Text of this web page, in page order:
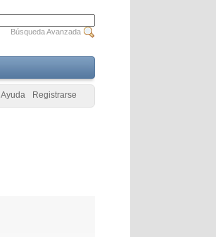
Búsqueda Avanzada
Registrarse
Ayuda